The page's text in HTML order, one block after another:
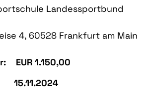
Landessportbund
4, 60528 Frankfurt am Main
EUR 1.150,00
15.11.2024